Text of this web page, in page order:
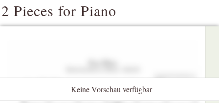
2 Pieces for Piano
Keine Vorschau verfügbar